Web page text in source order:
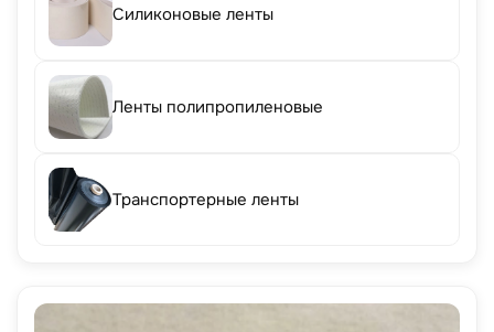
Силиконовые ленты
Ленты полипропиленовые
Транспортерные ленты